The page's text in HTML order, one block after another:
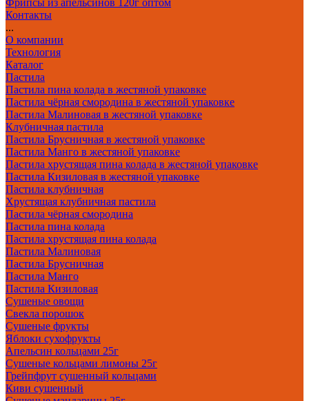
Фрипсы из апельсинов 120г оптом
Контакты
...
О компании
Технология
Каталог
Пастила
Пастила пина колада в жестяной упаковке
Пастила чёрная смородина в жестяной упаковке
Пастила Малиновая в жестяной упаковке
Клубничная пастила
Пастила Брусничная в жестяной упаковке
Пастила Манго в жестяной упаковке
Пастила хрустящая пина колада в жестяной упаковке
Пастила Кизиловая в жестяной упаковке
Пастила клубничная
Хрустящая клубничная пастила
Пастила чёрная смородина
Пастила пина колада
Пастила хрустящая пина колада
Пастила Малиновая
Пастила Брусничная
Пастила Манго
Пастила Кизиловая
Сушеные овощи
Свекла порошок
Сушеные фрукты
Яблоки сухофрукты
Апельсин кольцами 25г
Сушеные кольцами лимоны 25г
Грейпфрут сушенный кольцами
Киви сушенный